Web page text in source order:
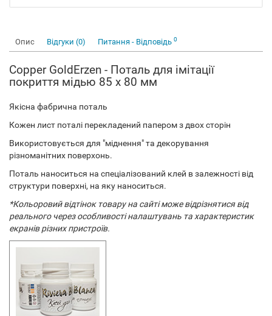
Опис Відгуки (0) Питання - Відповідь 0
Copper GoldErzen - Поталь для імітації
покриття мідью 85 x 80 мм
Якісна фабрична поталь
Кожен лист поталі перекладений папером з двох сторін
Використовується для "міднення" та декорування
різноманітних поверхонь.
Поталь наноситься на спеціалізований клей в залежності від
структури поверхні, на яку наноситься.
*Кольоровий відтінок товару на сайті може відрізнятися від
реального через особливості налаштувань та характеристик
екранів різних пристроїв.